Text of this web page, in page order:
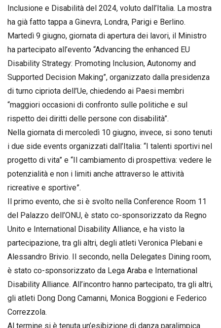
Inclusione e Disabilità del 2024, voluto dall’Italia. La mostra
ha già fatto tappa a Ginevra, Londra, Parigi e Berlino.
Martedì 9 giugno, giornata di apertura dei lavori, il Ministro
ha partecipato all’evento “Advancing the enhanced EU
Disability Strategy: Promoting Inclusion, Autonomy and
Supported Decision Making”, organizzato dalla presidenza
di turno cipriota dell’Ue, chiedendo ai Paesi membri
“maggiori occasioni di confronto sulle politiche e sul
rispetto dei diritti delle persone con disabilità”.
Nella giornata di mercoledì 10 giugno, invece, si sono tenuti
i due side events organizzati dall’Italia: “I talenti sportivi nel
progetto di vita” e “Il cambiamento di prospettiva: vedere le
potenzialità e non i limiti anche attraverso le attività
ricreative e sportive”.
Il primo evento, che si è svolto nella Conference Room 11
del Palazzo dell’ONU, è stato co-sponsorizzato da Regno
Unito e International Disability Alliance, e ha visto la
partecipazione, tra gli altri, degli atleti Veronica Plebani e
Alessandro Brivio. Il secondo, nella Delegates Dining room,
è stato co-sponsorizzato da Lega Araba e International
Disability Alliance. All’incontro hanno partecipato, tra gli altri,
gli atleti Dong Dong Camanni, Monica Boggioni e Federico
Correzzola.
Al termine si è tenuta un’esibizione di danza paralimpica